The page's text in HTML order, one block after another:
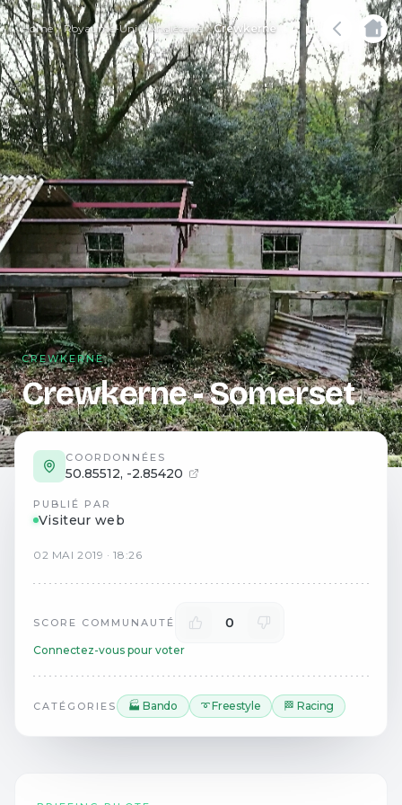
Home Royaume-Uni Angleterre Crewkerne
CREWKERNE
Crewkerne - Somerset
COORDONNÉES
50.85512, -2.85420
PUBLIÉ PAR
Visiteur web
02 MAI 2019 ·18:26
SCORE COMMUNAUTÉ 0
Connectez-vous pour voter
CATÉGORIES 🏭 Bando ➰ Freestyle 🏁 Racing